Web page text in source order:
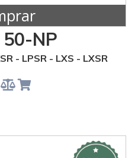
50-NP
- LPSR - LXS - LXSR